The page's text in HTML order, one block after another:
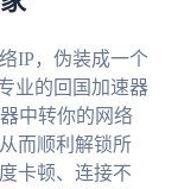
IP，伪装成一个
业的回国加速器
中转你的网络
而顺利解锁所
卡顿、连接不